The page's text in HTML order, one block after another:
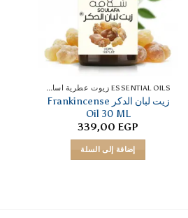
ESSENTIAL OILS زيوت عطرية اساسية
زيت لبان الدكر Frankincense
Oil 30 ML
339,00 EGP
إضافة إلى السلة